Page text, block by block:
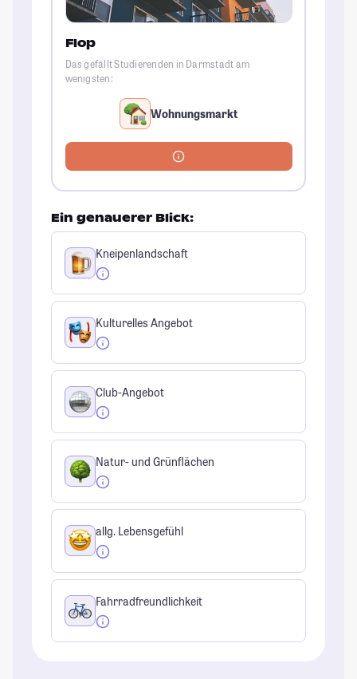
Flop
Das gefällt Studierenden in Darmstadt am
wenigsten:
Wohnungsmarkt
Ein genauerer Blick:
Kneipenlandschaft
Kulturelles Angebot
Club-Angebot
Natur- und Grünflächen
allg. Lebensgefühl
Fahrradfreundlichkeit